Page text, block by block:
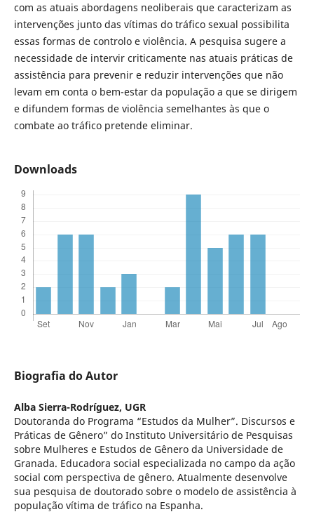
com as atuais abordagens neoliberais que caracterizam as
intervenções junto das vítimas do tráfico sexual possibilita
essas formas de controlo e violência. A pesquisa sugere a
necessidade de intervir criticamente nas atuais práticas de
assistência para prevenir e reduzir intervenções que não
levam em conta o bem-estar da população a que se dirigem
e difundem formas de violência semelhantes às que o
combate ao tráfico pretende eliminar.
Downloads
Biografia do Autor
Alba Sierra-Rodríguez, UGR
Doutoranda do Programa “Estudos da Mulher”. Discursos e
Práticas de Gênero” do Instituto Universitário de Pesquisas
sobre Mulheres e Estudos de Gênero da Universidade de
Granada. Educadora social especializada no campo da ação
social com perspectiva de gênero. Atualmente desenvolve
sua pesquisa de doutorado sobre o modelo de assistência à
população vítima de tráfico na Espanha.